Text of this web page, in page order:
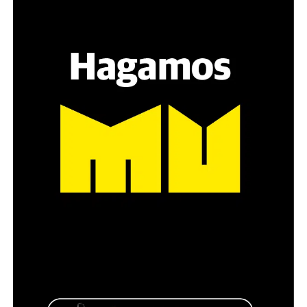
mamá de Lucía Pérez
es a través del interrogante, que puedan encarnar la
pregunta», comparte Gonzalo, de 41 años.